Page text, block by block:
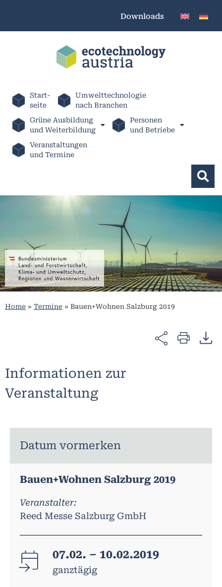
Downloads
Start-
seite
Umwelttechnologie
nach Branchen
Grüne Ausbildung
und Weiterbildung
Personen
und Betriebe
Veranstaltungen
und Termine
Home » Termine » Bauen+Wohnen Salzburg 2019
Informationen zur
Veranstaltung
Datum vormerken
Bauen+Wohnen Salzburg 2019
Veranstalter:
Reed Messe Salzburg GmbH
07.02. – 10.02.2019
ganztägig